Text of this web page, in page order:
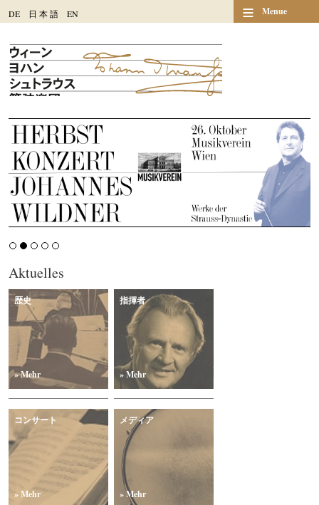
DE 日 本語 EN ≡ Menue
Aktuelles
歴史
» Mehr
指揮者
» Mehr
コンサート
» Mehr
メディア
» Mehr